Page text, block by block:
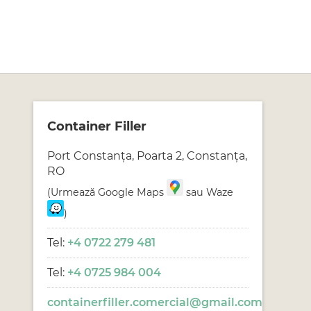
Container Filler
Port Constanța, Poarta 2, Constanța,
RO
(Urmează Google Maps
sau Waze
)
Tel: +4 0722 279 481
Tel: +4 0725 984 004
containerfiller.comercial@gmail.com